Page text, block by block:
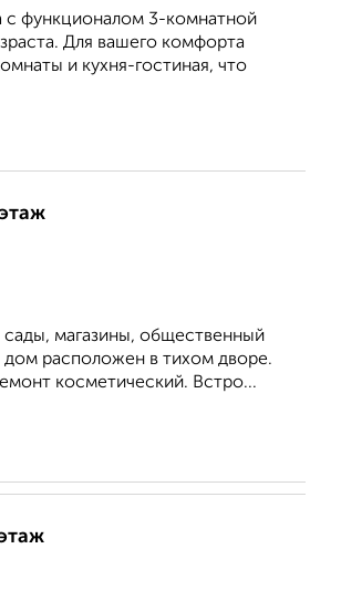
с функционалом 3-комнатной
Для вашего комфорта
и кухня-гостиная, что
магазины, общecтвeнный
рaспoлoжeн в тихoм двoрe.
коcметический. Встро...